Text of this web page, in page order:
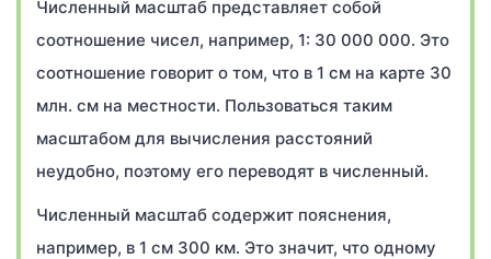
Численный масштаб представляет собой
соотношение чисел, например, 1: 30 000 000. Это
соотношение говорит о том, что в 1 см на карте 30
млн. см на местности. Пользоваться таким
масштабом для вычисления расстояний
неудобно, поэтому его переводят в численный.
Численный масштаб содержит пояснения,
например, в 1 см 300 км. Это значит, что одному